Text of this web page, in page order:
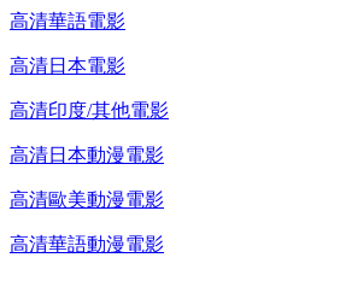
高清華語電影
高清日本電影
高清印度/其他電影
高清日本動漫電影
高清歐美動漫電影
高清華語動漫電影